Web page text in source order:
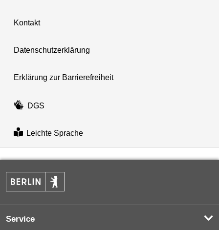
Kontakt
Datenschutzerklärung
Erklärung zur Barrierefreiheit
DGS
Leichte Sprache
Service